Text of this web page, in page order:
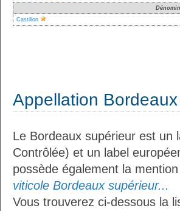
Castillon
Appellation
Le Bordeaux supérieur est un
Contrôlée) et un label
possède également la mention
viticole Bordeaux supérieur...
Vous trouverez ci-dessous la